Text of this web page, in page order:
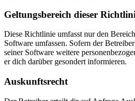
Geltungsbereich dieser
Diese Richtlinie umfasst nur den
Software umfassen. Sofern der
seiner Software weitere
er dich darüber gesondert informieren.
Auskunftsrecht